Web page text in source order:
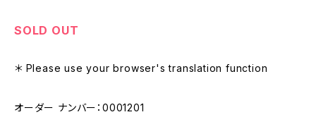
SOLD OUT
＊ Please use your browser's translation function
オーダー ナンバー：0001201